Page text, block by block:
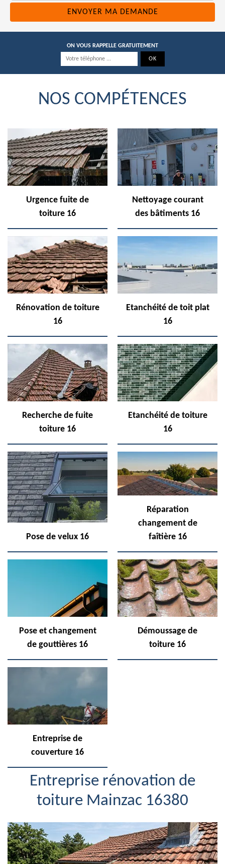
ON VOUS RAPPELLE GRATUITEMENT
NOS COMPÉTENCES
Urgence fuite de
toiture 16
Nettoyage courant
des bâtiments 16
Rénovation de toiture
16
Etanchéité de toit plat
16
Recherche de fuite
toiture 16
Etanchéité de toiture
16
Pose de velux 16
Réparation
changement de
faîtière 16
Pose et changement
de gouttières 16
Démoussage de
toiture 16
Entreprise de
couverture 16
Entreprise rénovation de
toiture Mainzac 16380